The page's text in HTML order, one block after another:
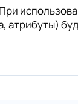
При
атрибуты)